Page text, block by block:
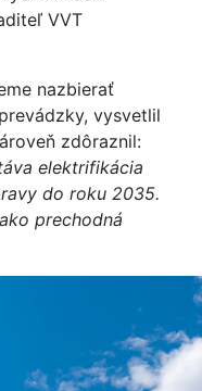
VVT
nazbierať
vysvetlil
zdôraznil:
elektrifikácia
do roku 2035.
prechodná